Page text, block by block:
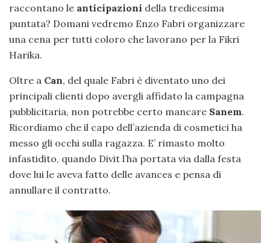
raccontano le anticipazioni della tredicesima
puntata? Domani vedremo Enzo Fabri organizzare
una cena per tutti coloro che lavorano per la Fikri
Harika.
Oltre a Can, del quale Fabri è diventato uno dei
principali clienti dopo avergli affidato la campagna
pubblicitaria, non potrebbe certo mancare Sanem.
Ricordiamo che il capo dell’azienda di cosmetici ha
messo gli occhi sulla ragazza. E’ rimasto molto
infastidito, quando Divit l’ha portata via dalla festa
dove lui le aveva fatto delle avances e pensa di
annullare il contratto.